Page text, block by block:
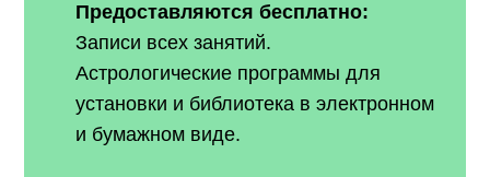
Предоставляются бесплатно:
Записи всех занятий.
Астрологические программы для
установки и библиотека в электронном
и бумажном виде.